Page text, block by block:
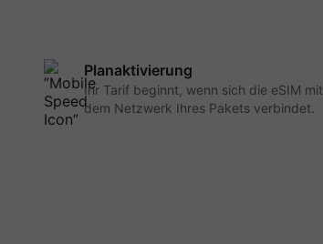
Planaktivierung
Ihr Tarif beginnt, wenn sich die eSIM mit
dem Netzwerk Ihres Pakets verbindet.